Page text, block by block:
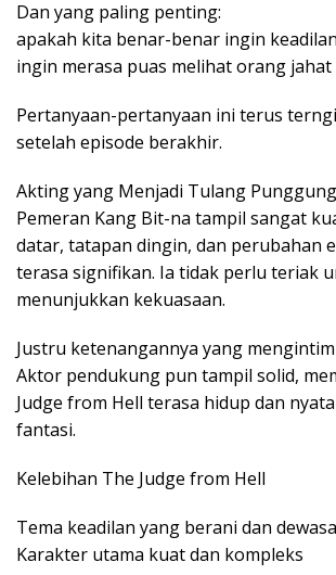
Dan yang paling penting:
apakah kita benar-benar ingin
ingin merasa puas melihat orang jahat
Pertanyaan-pertanyaan ini terus
setelah episode berakhir.
Akting yang Menjadi Tulang
Pemeran Kang Bit-na tampil sangat
datar, tatapan dingin, dan perubahan
terasa signifikan. Ia tidak perlu teriak
menunjukkan kekuasaan.
Justru ketenangannya yang
Aktor pendukung pun tampil solid,
Judge from Hell terasa hidup dan
fantasi.
Kelebihan The Judge from Hell
Tema keadilan yang berani dan dewasa
Karakter utama kuat dan kompleks